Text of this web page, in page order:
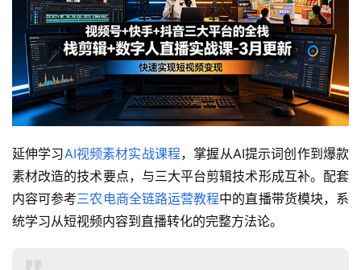
延伸学习AI视频素材实战课程，掌握从AI提示词创作到爆款
素材改造的技术要点，与三大平台剪辑技术形成互补。配套
内容可参考三农电商全链路运营教程中的直播带货模块，系
统学习从短视频内容到直播转化的完整方法论。